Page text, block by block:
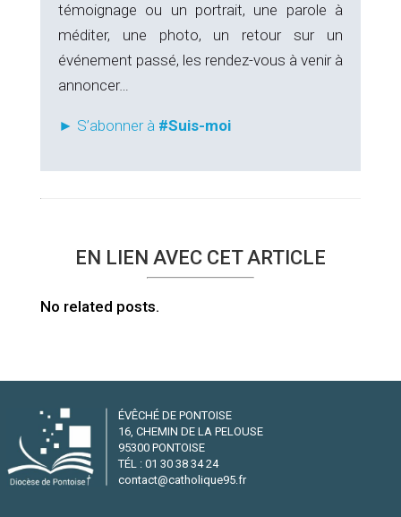
témoignage ou un portrait, une parole à
méditer, une photo, un retour sur un
événement passé, les rendez-vous à venir à
annoncer…
► S’abonner à #Suis-moi
EN LIEN AVEC CET ARTICLE
No related posts.
ÉVÊCHÉ DE PONTOISE
16, CHEMIN DE LA PELOUSE
95300 PONTOISE
TÉL : 01 30 38 34 24
contact@catholique95.fr